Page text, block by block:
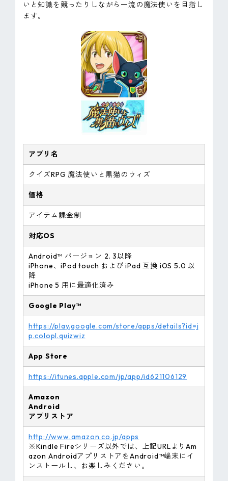
いと知識を競ったりしながら一流の魔法使いを目指し
ます。
アプリ名
クイズRPG 魔法使いと黒猫のウィズ
価格
アイテム課金制
対応OS
Android™ バージョン 2. 3以降
iPhone、iPod touch および iPad 互換 iOS 5.0 以
降
iPhone 5 用に最適化済み
Google Play™
https://play.google.com/store/apps/details?id=j
p.colopl.quizwiz
App Store
https://itunes.apple.com/jp/app/id621106129
Amazon
Android
アプリストア
http://www.amazon.co.jp/apps
※Kindle Fireシリーズ以外では、上記URLよりAm
azon AndroidアプリストアをAndroid™端末にイ
ンストールし、お楽しみください。